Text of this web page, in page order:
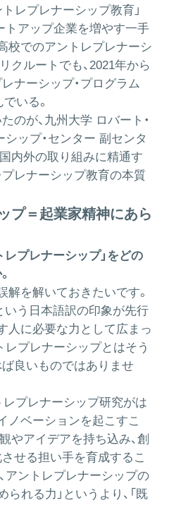
レプレナーシップ教育」
トアップ企業を増やす一手
校でのアントレプレナーシ
クルートでも、2021年から
ナーシップ・プログラム
いる。
のが、九州大学 ロバート・
ップ・センター 副センタ
内外の取り組みに精通す
レナーシップ教育の本質
プ＝起業家精神にあら
プレナーシップ」をどの
解を解いておきたいです。
いう日本語訳の印象が先行
人に必要な力として広まっ
レプレナーシップとはそう
良いものではありませ
プレナーシップ研究がは
ノベーションを起こすこ
やアイデアを持ち込み、創
せる担い手を育成するこ
アントレプレナーシップの
られる力」というより、「既